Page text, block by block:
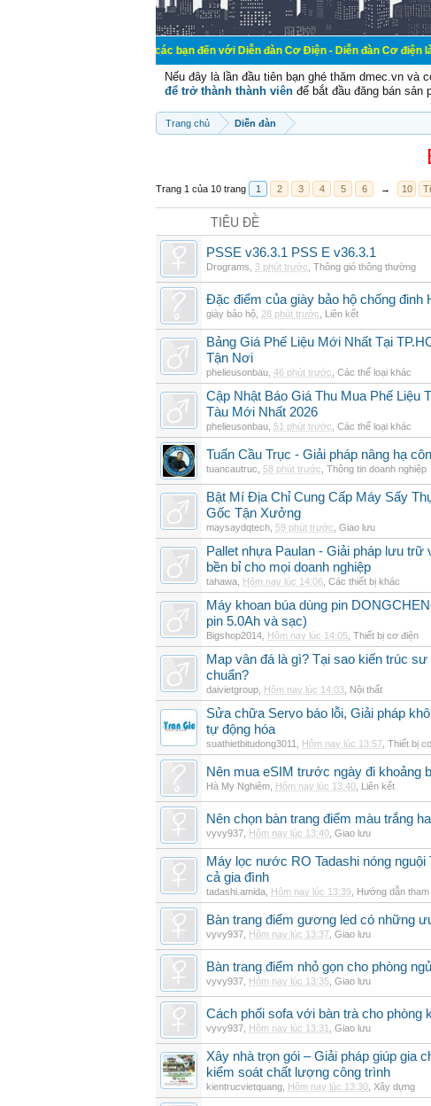
Chào mừng các bạn đến với Diễn đàn Cơ Điện - Diễn đàn Cơ điện là nơi
Nếu đây là lần đầu tiên bạn ghé thăm dmec.vn và
để trở thành thành viên để bắt đầu đăng bán sản
Trang chủ Diễn đàn
Trang 1 của 10 trang 1 2 3 4 5 6 → 10
TIÊU ĐỀ
PSSE v36.3.1 PSS E v36.3.1
Drograms 3 phút trước Thông gió thông thường
Đặc điểm của giày bảo hộ chống đinh
giày bảo hộ 28 phút trước Liên kết
Bảng Giá Phế Liệu Mới Nhất Tại
Tận Nơi
phelieusonbau 46 phút trước Các thể loại khác
Cập Nhật Báo Giá Thu Mua Phế Liệu
Tàu Mới Nhất 2026
phelieusonbau 51 phút trước Các thể loại khác
Tuấn Cầu Trục - Giải pháp nâng hạ
tuancautruc 58 phút trước Thông tin doanh nghiệp
Bật Mí Địa Chỉ Cung Cấp Máy Sấy
Gốc Tận Xưởng
maysaydqtech 59 phút trước Giao lưu
Pallet nhựa Paulan - Giải pháp lưu trữ
bền bỉ cho mọi doanh nghiệp
tahawa Hôm nay lúc 14:06 Các thiết bị khác
Máy khoan búa dùng pin
pin 5.0Ah và sạc)
Bigshop2014 Hôm nay lúc 14:05 Thiết bị cơ điện
Map vân đá là gì? Tại sao kiến trúc
chuẩn?
daivietgroup Hôm nay lúc 14:03 Nội thất
Sửa chữa Servo báo lỗi, Giải pháp
tự động hóa
suathietbitudong3011 Hôm nay lúc 13:57 Thiết bị
Nên mua eSIM trước ngày đi khoảng
Hà My Nghiêm Hôm nay lúc 13:40 Liên kết
Nên chọn bàn trang điểm màu trắng
vyvy937 Hôm nay lúc 13:40 Giao lưu
Máy lọc nước RO Tadashi nóng
cả gia đình
tadashi.amida Hôm nay lúc 13:39 Hướng dẫn tham
Bàn trang điểm gương led có những
vyvy937 Hôm nay lúc 13:37 Giao lưu
Bàn trang điểm nhỏ gọn cho phòng
vyvy937 Hôm nay lúc 13:35 Giao lưu
Cách phối sofa với bàn trà cho phòng
vyvy937 Hôm nay lúc 13:31 Giao lưu
Xây nhà trọn gói – Giải pháp giúp gia
kiểm soát chất lượng công trình
kientrucvietquang Hôm nay lúc 13:30 Xây dựng